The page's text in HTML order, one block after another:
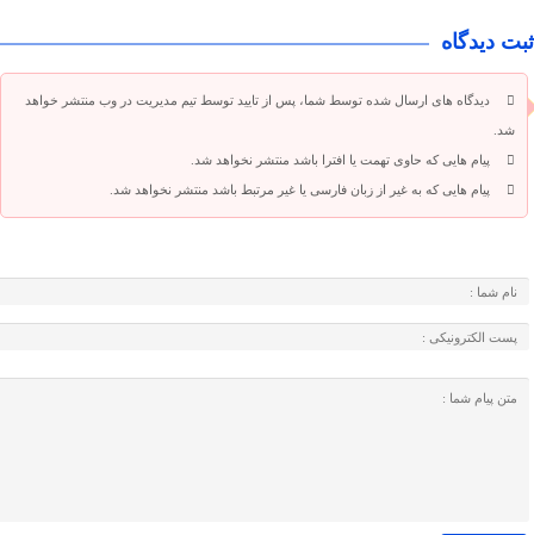
ثبت دیدگاه
دیدگاه های ارسال شده توسط شما، پس از تایید توسط تیم مدیریت در وب منتشر خواهد
شد.
پیام هایی که حاوی تهمت یا افترا باشد منتشر نخواهد شد.
پیام هایی که به غیر از زبان فارسی یا غیر مرتبط باشد منتشر نخواهد شد.